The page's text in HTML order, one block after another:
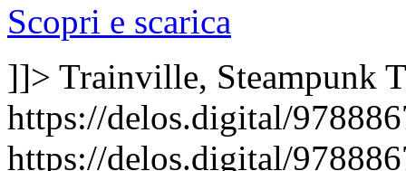
Scopri e scarica
]]> Trainville, Steampunk
https://delos.digital/
https://delos.digital/